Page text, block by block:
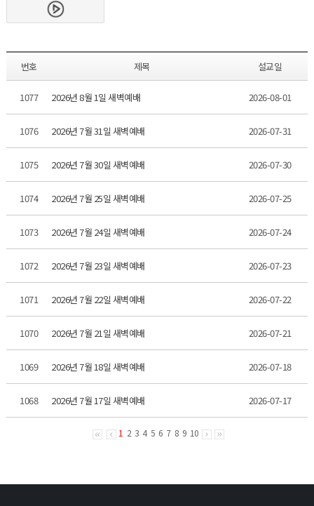
번호 제목 설교일
1077 2026년 8월 1일 새벽예배 2026-08-01
1076 2026년 7월 31일 새벽예배 2026-07-31
1075 2026년 7월 30일 새벽예배 2026-07-30
1074 2026년 7월 25일 새벽예배 2026-07-25
1073 2026년 7월 24일 새벽예배 2026-07-24
1072 2026년 7월 23일 새벽예배 2026-07-23
1071 2026년 7월 22일 새벽예배 2026-07-22
1070 2026년 7월 21일 새벽예배 2026-07-21
1069 2026년 7월 18일 새벽예배 2026-07-18
1068 2026년 7월 17일 새벽예배 2026-07-17
1 2 3 4 5 6 7 8 9 10